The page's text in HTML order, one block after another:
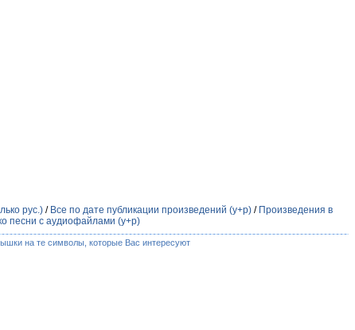
рус.) / Все по дате публикации произведений (у+р) / Произведения в
песни с аудиофайлами (у+р)
на те символы, которые Вас интересуют